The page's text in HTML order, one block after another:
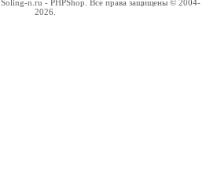
Soling-n.ru - PHPShop. Все права защищены © 2004-
2026.